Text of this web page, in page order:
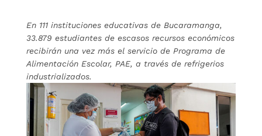
En 111 instituciones educativas de Bucaramanga,
33.879 estudiantes de escasos recursos económicos
recibirán una vez más el servicio de Programa de
Alimentación Escolar, PAE, a través de refrigerios
industrializados.